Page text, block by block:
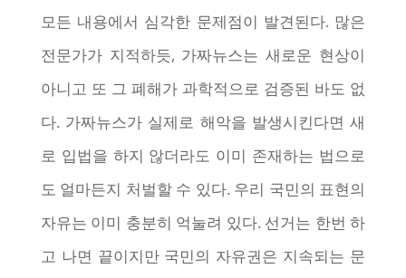
모든 내용에서 심각한 문제점이 발견된다. 많은
전문가가 지적하듯, 가짜뉴스는 새로운 현상이
아니고 또 그 폐해가 과학적으로 검증된 바도 없
다. 가짜뉴스가 실제로 해악을 발생시킨다면 새
로 입법을 하지 않더라도 이미 존재하는 법으로
도 얼마든지 처벌할 수 있다. 우리 국민의 표현의
자유는 이미 충분히 억눌려 있다. 선거는 한번 하
고 나면 끝이지만 국민의 자유권은 지속되는 문